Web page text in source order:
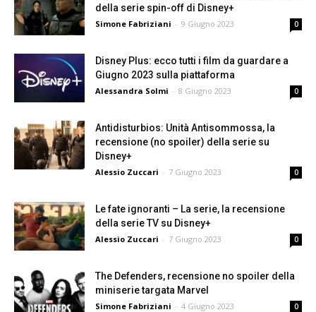
della serie spin-off di Disney+
Simone Fabriziani - 9 Giugno 2023 0
Disney Plus: ecco tutti i film da guardare a
Giugno 2023 sulla piattaforma
Alessandra Solmi - 8 Giugno 2023 0
Antidisturbios: Unità Antisommossa, la
recensione (no spoiler) della serie su
Disney+
Alessio Zuccari - 7 Giugno 2023 0
Le fate ignoranti – La serie, la recensione
della serie TV su Disney+
Alessio Zuccari - 7 Giugno 2023 0
The Defenders, recensione no spoiler della
miniserie targata Marvel
Simone Fabriziani - 4 Giugno 2023 0